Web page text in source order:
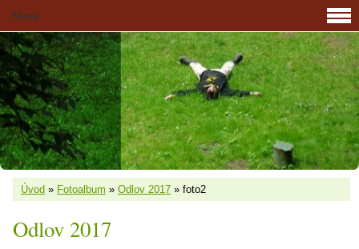
Úvod » Fotoalbum » Odlov 2017 » foto2
Odlov 2017
Menu